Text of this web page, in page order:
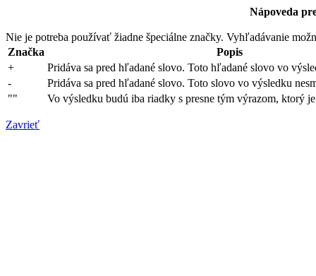
Nápoveda
Nie je potreba používať žiadne špeciálne značky. Vyhľadávanie
Značka
Popis
+
Pridáva sa pred hľadané slovo. Toto hľadané slovo vo
-
Pridáva sa pred hľadané slovo. Toto slovo vo výsledku
""
Vo výsledku budú iba riadky s presne tým výrazom, ktorý
Zavrieť